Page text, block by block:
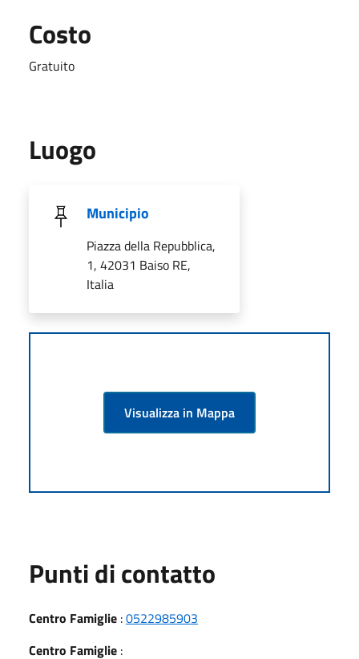
Costo
Gratuito
Luogo
Municipio
Piazza della Repubblica,
1, 42031 Baiso RE,
Italia
Visualizza in Mappa
Punti di contatto
Centro Famiglie :0522985903
Centro Famiglie :